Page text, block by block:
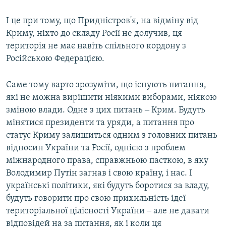
І це при тому, що Придністров'я, на відміну від
Криму, ніхто до складу Росії не долучив, ця
територія не має навіть спільного кордону з
Російською Федерацією.
Саме тому варто зрозуміти, що існують питання,
які не можна вирішити ніякими виборами, ніякою
зміною влади. Одне з цих питань ‒ Крим. Будуть
мінятися президенти та уряди, а питання про
статус Криму залишиться одним з головних питань
відносин України та Росії, однією з проблем
міжнародного права, справжньою пасткою, в яку
Володимир Путін загнав і свою країну, і нас. І
українські політики, які будуть боротися за владу,
будуть говорити про свою прихильність ідеї
територіальної цілісності України ‒ але не давати
відповідей на за питання, як і коли ця